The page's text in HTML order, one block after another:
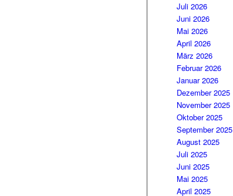
Juli 2026
Juni 2026
Mai 2026
April 2026
März 2026
Februar 2026
Januar 2026
Dezember 2025
November 2025
Oktober 2025
September 2025
August 2025
Juli 2025
Juni 2025
Mai 2025
April 2025